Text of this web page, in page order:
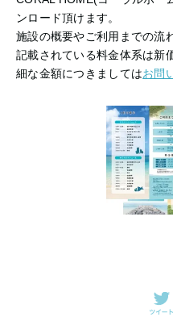
ンロード頂けます。
施設の概要やご利用までの流
記載されている料金体系は新
細な金額につきましてはお問